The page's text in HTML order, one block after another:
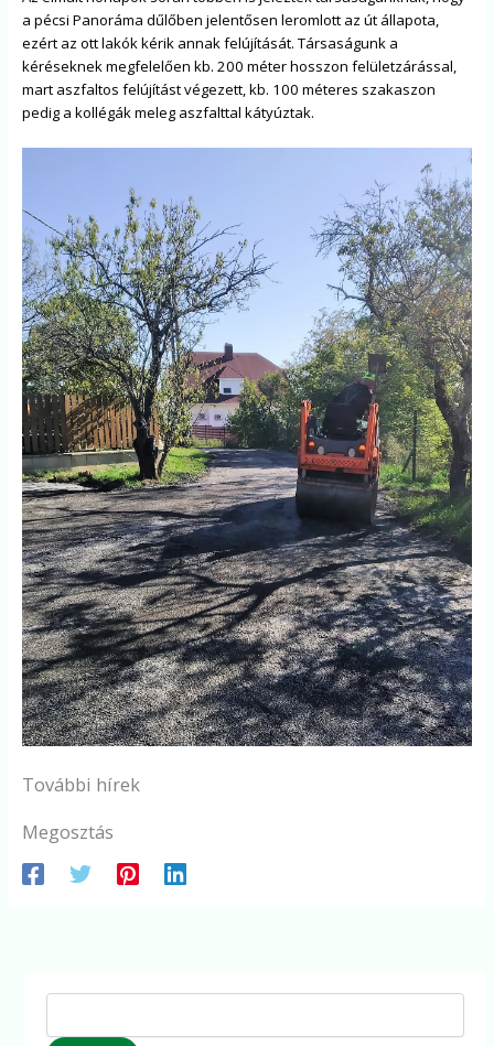
a pécsi Panoráma dűlőben jelentősen leromlott az út állapota,
ezért az ott lakók kérik annak felújítását. Társaságunk a
kéréseknek megfelelően kb. 200 méter hosszon felületzárással,
mart aszfaltos felújítást végezett, kb. 100 méteres szakaszon
pedig a kollégák meleg aszfalttal kátyúztak.
További hírek
Megosztás